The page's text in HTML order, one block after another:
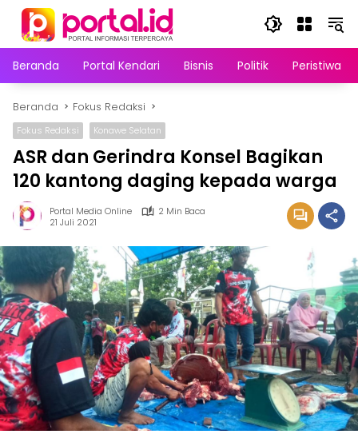
Langsung
konten
Beranda
Portal Kendari Bisnis Politik Peristiwa
Beranda Fokus Redaksi
Fokus Redaksi Konawe Selatan
ASR dan Gerindra Konsel Bagikan
120 kantong daging kepada warga
Portal Media Online
2 Min Baca
21 Juli 2021